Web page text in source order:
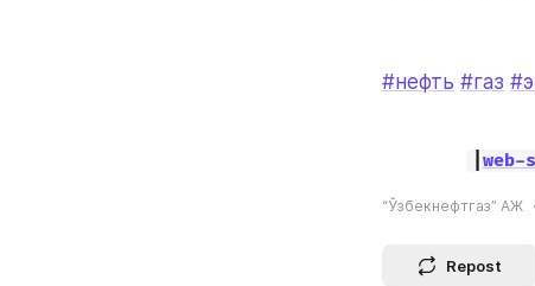
#нефть #газ
web-
“Ўзбекнефтгаз” АЖ
Repost